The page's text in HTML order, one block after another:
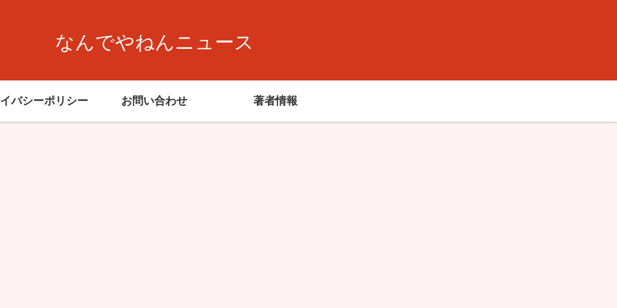
なんでやねんニュース
バシーポリシー お問い合わせ 著者情報